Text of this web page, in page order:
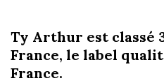
Ty Arthur est classé
France, le label
France.